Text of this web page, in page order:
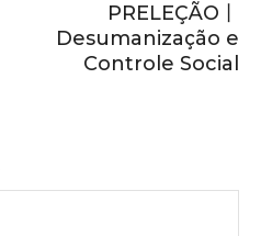
PRELEÇÃO丨
Desumanização e
Controle Social